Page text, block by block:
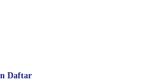
Daftar